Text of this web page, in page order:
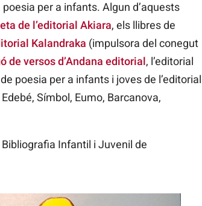
per a infants. Algun d’aquests
de l’editorial Akiara, els llibres de
Kalandraka (impulsora del conegut
de versos d’Andana editorial, l’editorial
de poesia per a infants i joves de l’editorial
Símbol, Eumo, Barcanova,
Infantil i Juvenil de